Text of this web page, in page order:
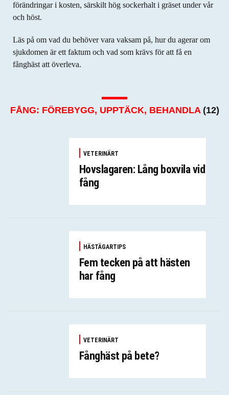
förändringar i kosten, särskilt hög sockerhalt i gräset under vår
och höst.
Läs på om vad du behöver vara vaksam på, hur du agerar om
sjukdomen är ett faktum och vad som krävs för att få en
fånghäst att överleva.
FÅNG: FÖREBYGG, UPPTÄCK, BEHANDLA(12)
VETERINÄRT
Hovslagaren: Lång boxvila vid
fång
HÄSTÄGARTIPS
Fem tecken på att hästen
har fång
VETERINÄRT
Fånghäst på bete?